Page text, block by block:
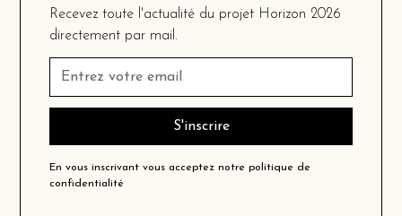
Recevez toute l'actualité du projet Horizon 2026
directement par mail.
En vous inscrivant vous acceptez notrepolitique de
confidentialité